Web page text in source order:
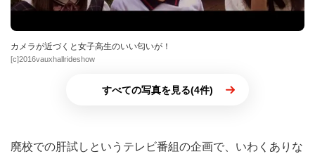
カメラが近づくと女子高生のいい匂いが！
[c]2016vauxhallrideshow
すべての写真を見る(4件)
廃校での肝試しというテレビ番組の企画で、いわくありな